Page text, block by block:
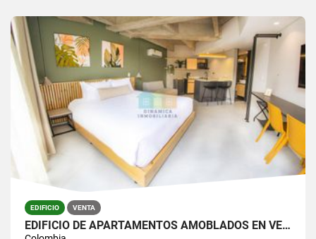
EDIFICIO VENTA
EDIFICIO DE APARTAMENTOS AMOBLADOS EN VENTA